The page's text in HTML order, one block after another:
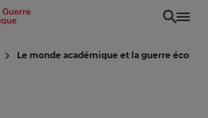
Le monde académique et la guerre